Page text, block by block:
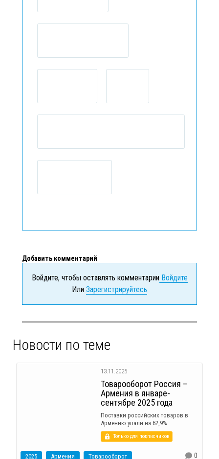
Добавить комментарий
Войдите, чтобы оставлять комментарииВойдите
Или Зарегистрируйтесь
Новости по теме
13.11.2025
Товарооборот Россия –
Армения в январе-
сентябре 2025 года
Поставки российских товаров в
Армению упали на 62,9%
Только для подписчиков
2025 Армения Товарооборот 0